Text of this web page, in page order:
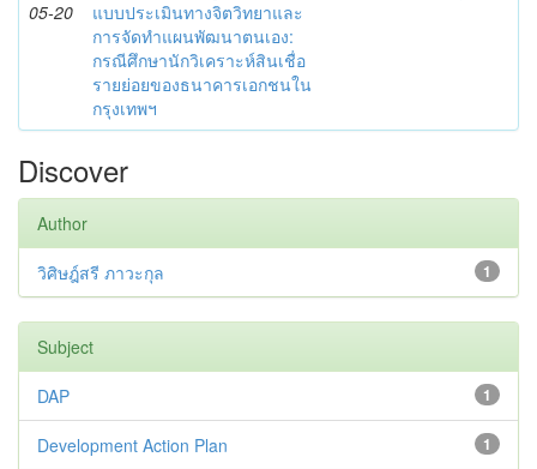
05-20
แบบประเมินทางจิตวิทยาและ
การจัดทำแผนพัฒนาตนเอง:
กรณีศึกษานักวิเคราะห์สินเชื่อ
รายย่อยของธนาคารเอกชนใน
กรุงเทพฯ
Discover
Author
1
วิศิษฎ์สรี ภาวะกุล
Subject
1
DAP
1
Development Action Plan